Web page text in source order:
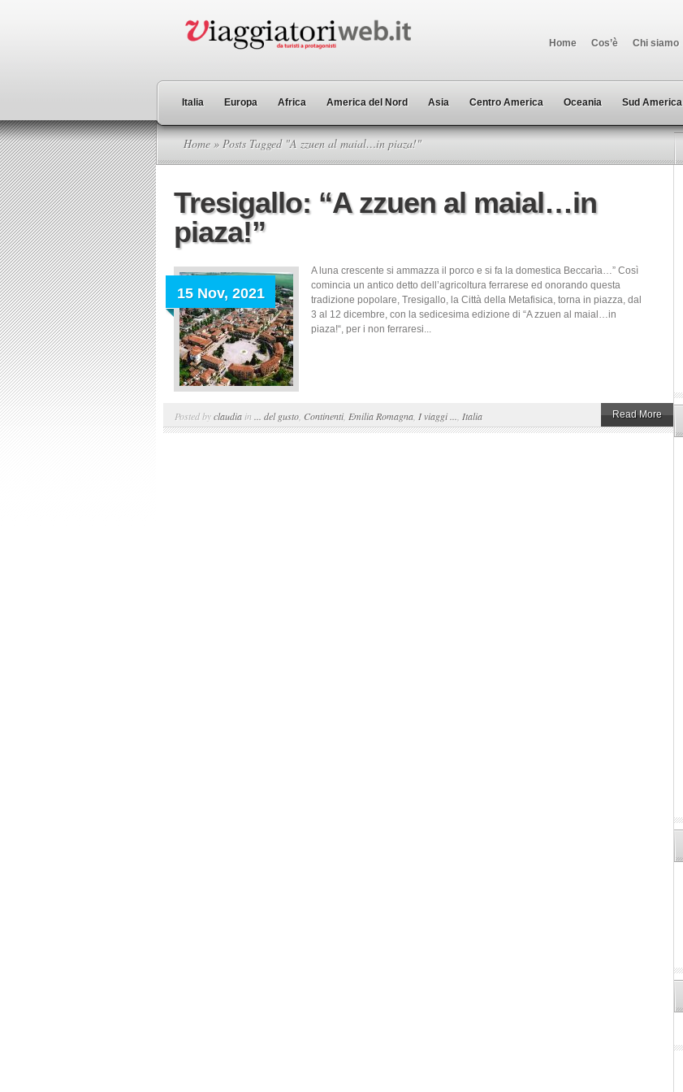
Home Cos’è Chi siamo
Italia Europa Africa America del Nord Asia Centro America Oceania Sud America
Home » Posts Tagged "A zzuen al maial…in piaza!"
Tresigallo: “A zzuen al maial…in
piaza!”
15 Nov, 2021
A luna crescente si ammazza il porco e si fa la domestica Beccarìa…” Così
comincia un antico detto dell’agricoltura ferrarese ed onorando questa
tradizione popolare, Tresigallo, la Città della Metafisica, torna in piazza, dal
3 al 12 dicembre, con la sedicesima edizione di “A zzuen al maial…in
piaza!“, per i non ferraresi...
Posted byclaudia in ... del gusto Continenti, Emilia Romagna I viaggi ... Italia Read More